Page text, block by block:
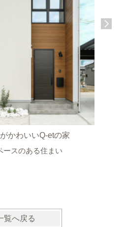
かわいいQ-etの家
ースのある住まい
覧へ戻る